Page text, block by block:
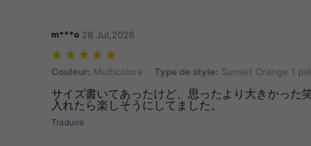
m***o 28 Jul,2026
Couleur: Multicolore, Type de style: Sunset Orange 1 pièce
Couleur: Multicolore Type de style: Sunset Orange 1
サイズ書いてあったけど、思ったより大きかった
入れたら楽しそうにしてました。
Traduire